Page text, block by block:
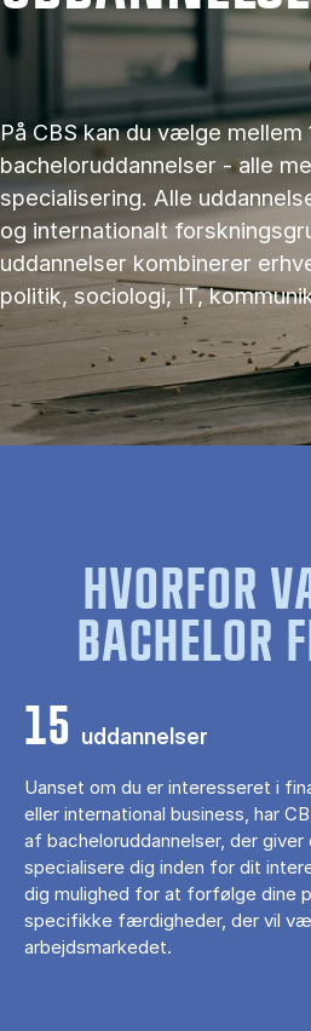
På CBS kan du vælge mellem
bacheloruddannelser - alle
specialisering. Alle
og internationalt
uddannelser kombinerer
politik, sociologi, IT,
HVORFOR
BACHELOR
15 uddannelser
Uanset om du er interesseret i
eller international business, har
af bacheloruddannelser, der
specialisere dig inden for dit
dig mulighed for at forfølge dine
specifikke færdigheder, der vil
arbejdsmarkedet.